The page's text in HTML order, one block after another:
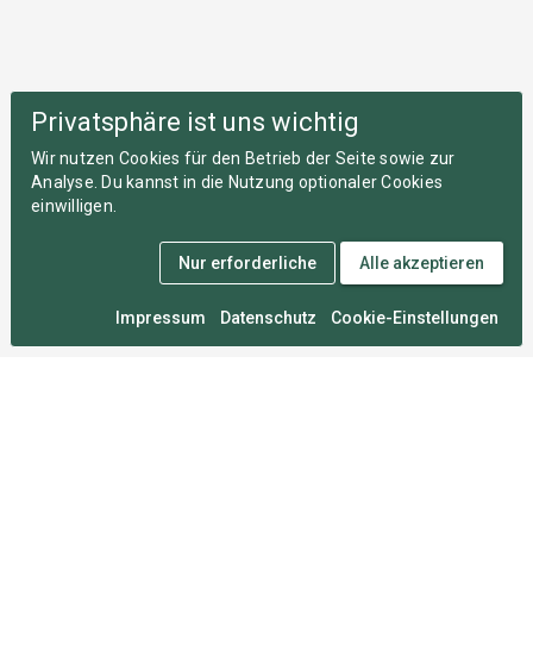
Privatsphäre ist uns wichtig
Wir nutzen Cookies für den Betrieb der Seite sowie zur
Analyse. Du kannst in die Nutzung optionaler Cookies
einwilligen.
Impressum Datenschutz Cookie-Einstellungen
Nur erforderliche Alle akzeptieren